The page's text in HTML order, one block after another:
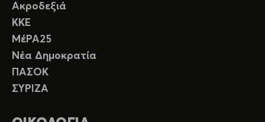
Ακροδεξιά
ΚΚΕ
ΜέΡΑ25
Νέα Δημοκρατία
ΠΑΣΟΚ
ΣΥΡΙΖΑ